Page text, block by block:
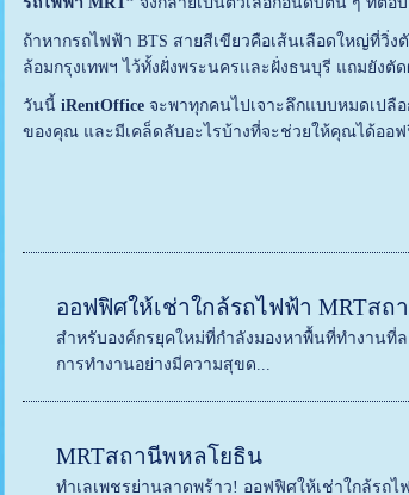
ถ้าหากรถไฟฟ้า BTS สายสีเขียวคือเส้นเลือดใหญ่ที่วิ่ง
ล้อมกรุงเทพฯ ไว้ทั้งฝั่งพระนครและฝั่งธนบุรี แถมยังตั
วันนี้ iRentOfficeจะพาทุกคนไปเจาะลึกแบบหมดเปลื
ของคุณ และมีเคล็ดลับอะไรบ้างที่จะช่วยให้คุณได้ออ
ออฟฟิศให้เช่าใกล้รถไฟฟ้า MRTส
สำหรับองค์กรยุคใหม่ที่กำลังมองหาพื้นที่ทำงานที่
การทำงานอย่างมีความสุขด...
MRTสถานีพหลโยธิน
ทำเลเพชรย่านลาดพร้าว! ออฟฟิศให้เช่าใกล้รถ